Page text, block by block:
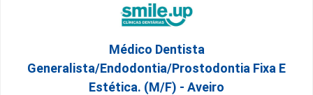
Médico Dentista
Generalista/Endodontia/Prostodontia Fixa E
Estética. (M/F) - Aveiro